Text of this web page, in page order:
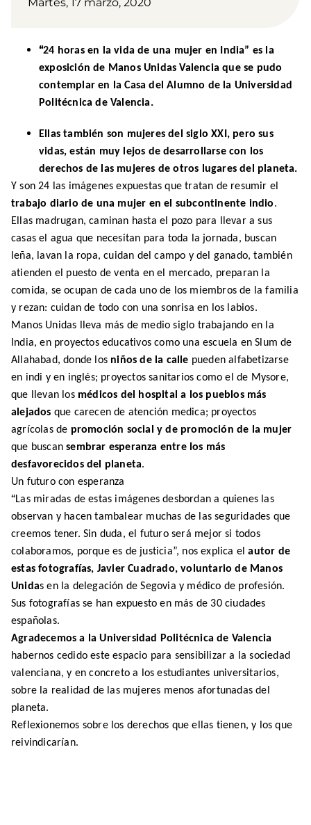
“24 horas en la vida de una mujer en India” es la
exposición de Manos Unidas Valencia que se pudo
contemplar en la Casa del Alumno de la Universidad
Politécnica de Valencia.
Ellas también son mujeres del siglo XXI, pero sus
vidas, están muy lejos de desarrollarse con los
derechos de las mujeres de otros lugares del planeta.
Yson 24 las imágenes expuestas que tratan de resumir el
trabajo diario de una mujer en el subcontinente indio.
Ellas madrugan, caminan hasta el pozo para llevara sus
casas el agua que necesitan para toda la jornada, buscan
leña, lavan la ropa, cuidan del campo y del ganado,también
atienden el puesto de venta en el mercado, preparan la
comida, seocupan de cada uno de los miembros de la familia
y rezan: cuidan de todo con una sonrisa en los labios.
Manos Unidas lleva más de medio siglo trabajando en la
India, en proyectos educativos como una escuela en Slum de
Allahabad, donde los niños de la calle pueden alfabetizarse
en indi y en inglés; proyectos sanitarios como el de Mysore,
que llevan los médicos del hospital a los pueblos más
alejados que carecen de atención medica; proyectos
agrícolas de promoción social y de promoción de la mujer
que buscansembrar esperanza entre los más
desfavorecidos del planeta.
Un futuro con esperanza
“Las miradas de estas imágenes desbordan a quienes las
observan y hacen tambalear muchas de las seguridades que
creemos tener. Sin duda, el futuro será mejor si todos
colaboramos, porque es de justicia”, nos explica el autor de
estas fotografías, Javier Cuadrado, voluntario de Manos
Unidasen la delegación de Segoviay médico de profesión.
Sus fotografías se han expuesto en más de 30 ciudades
españolas.
Agradecemos a la Universidad Politécnica de Valencia
habernos cedido este espacio para sensibilizar a la sociedad
valenciana, y en concreto a los estudiantes universitarios,
sobre la realidad de las mujeres menos afortunadas del
planeta.
Reflexionemos sobre los derechos que ellas tienen, y los que
reivindicarían.